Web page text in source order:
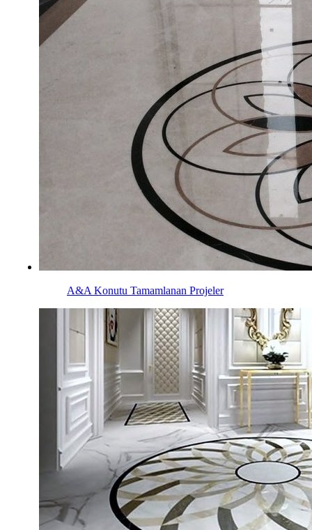
A&A Konutu Tamamlanan Projeler